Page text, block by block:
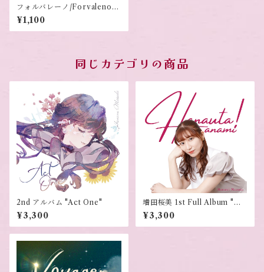
フォルバレーノ/Forvalenoフ
ァーストシングル ふたりき
り/約束
¥1,100
同じカテゴリの商品
2nd アルバム "Act One"
¥3,300
増田桜美 1st Full Album "Ha
nauta!"
¥3,300